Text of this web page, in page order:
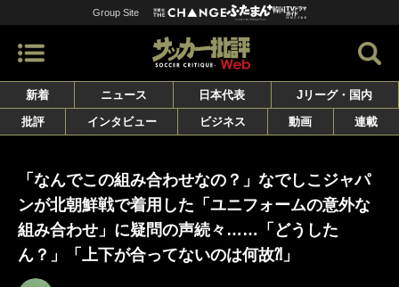
Group Site
新着 ニュース 日本代表
Jリーグ・国内
批評
インタビュー ビジネス 動画 連載
「なんでこの組み合わせなの？」なでしこジャパ
ンが北朝鮮戦で着用した「ユニフォームの意外な
組み合わせ」に疑問の声続々……「どうした
ん？」「上下が合ってないのは何故⁈」